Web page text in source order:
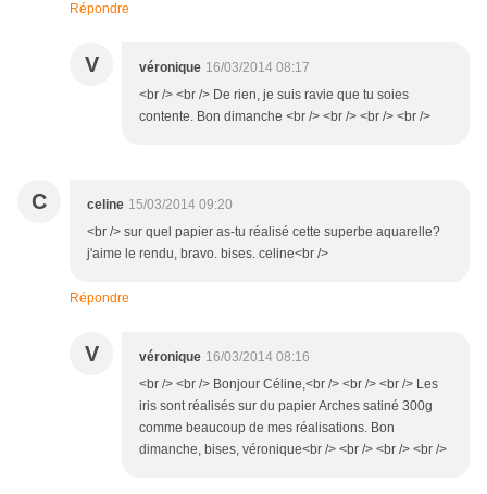
Répondre
V véronique 16/03/2014 08:17
<br /> <br /> De rien, je suis ravie que tu soies
contente. Bon dimanche <br /> <br /> <br /> <br />
C celine 15/03/2014 09:20
<br /> sur quel papier as-tu réalisé cette superbe aquarelle?
j'aime le rendu, bravo. bises. celine<br />
Répondre
V véronique 16/03/2014 08:16
<br /> <br /> Bonjour Céline,<br /> <br /> <br /> Les
iris sont réalisés sur du papier Arches satiné 300g
comme beaucoup de mes réalisations. Bon
dimanche, bises, véronique<br /> <br /> <br /> <br />